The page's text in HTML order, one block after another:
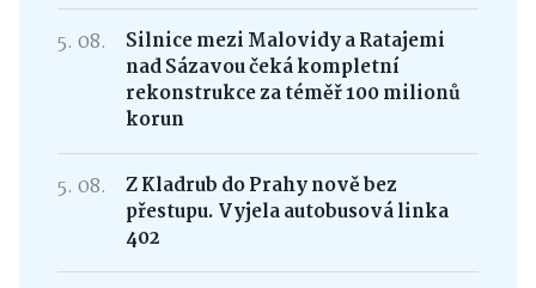
5. 08.
Silnice mezi Malovidy a Ratajemi
nad Sázavou čeká kompletní
rekonstrukce za téměř 100 milionů
korun
5. 08.
Z Kladrub do Prahy nově bez
přestupu. Vyjela autobusová linka
402